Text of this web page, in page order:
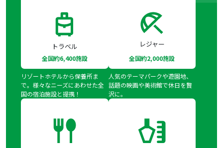
トラベル
全国約6,400施設
リゾートホテルから保養所ま
で。様々なニーズにあわせた全
国の宿泊施設と提携！
レジャー
全国約2,000施設
人気のテーマパークや遊園地、
話題の映画や美術館で休日を贅
沢に。